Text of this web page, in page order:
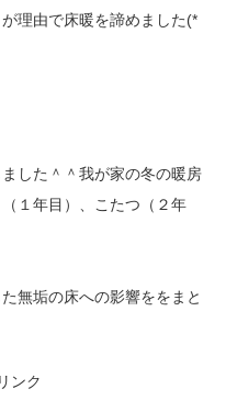
理由で床暖を諦めました(*
した＾＾我が家の冬の暖房
１年目）、こたつ（２年
無垢の床への影響ををまと
ンク